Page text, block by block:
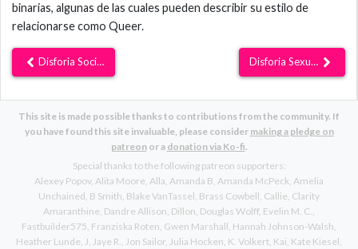
binarias, algunas de las cuales pueden describir su estilo de
relacionarse como Queer.
Disforia Social Disforia Sexual
This site is made possible thanks to contributions from the community. If
you have found this site invaluable, please consider making a pledge on
patreonor a donation via Ko-fi.
Special thanks to the following patreon supporters:
Alexey Popov Alita Moore Alla Amanda B Amanda McPeck Amelia
Unchained B Smith Blake VanTassel Brass Cowbell Callie Clarity
Amaranthine Dandre Allison Dillon Douglas Wolff Evelin M. C.
Fastbuilder575 Franziska Roten Gwen Marshall Hannah Johnson-Walsh
Heather Lunde J Jaye R. Jon Sailor Julia Hocken K. Volkert Kai Kate Kiesel